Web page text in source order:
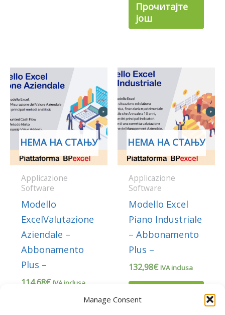
Manage Consent
Прочитајте
још
НЕМА НА СТАЊУ
Applicazione
Software
Modello
ExcelValutazione
Aziendale –
Abbonamento
Plus –
114,68€ IVA inclusa
НЕМА НА СТАЊУ
Applicazione
Software
Modello Excel
Piano Industriale
– Abbonamento
Plus –
132,98€ IVA inclusa
још